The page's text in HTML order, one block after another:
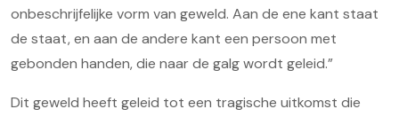
onbeschrijfelijke vorm van geweld. Aan de ene kant staat
de staat, en aan de andere kant een persoon met
gebonden handen, die naar de galg wordt geleid.”
Dit geweld heeft geleid tot een tragische uitkomst die